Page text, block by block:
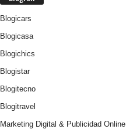
Blogicars
Blogicasa
Blogichics
Blogistar
Blogitecno
Blogitravel
Marketing Digital & Publicidad Online